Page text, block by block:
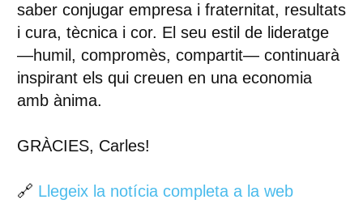
saber conjugar empresa i fraternitat, resultats
i cura, tècnica i cor. El seu estil de lideratge
—humil, compromès, compartit— continuarà
inspirant els qui creuen en una economia
amb ànima.
GRÀCIES, Carles!
🔗 Llegeix la notícia completa a la web